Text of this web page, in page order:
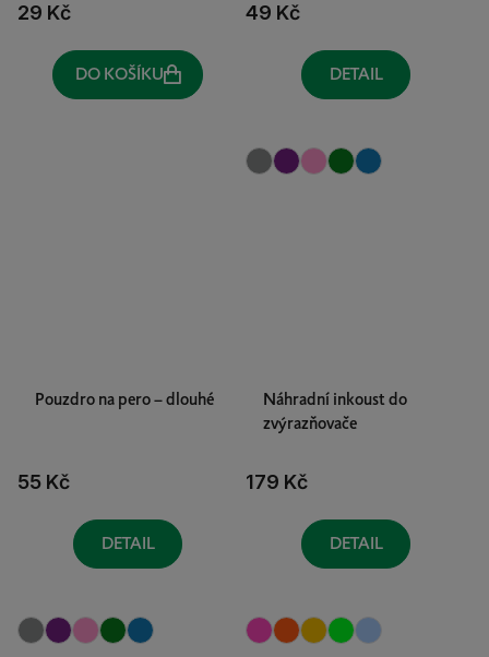
29 Kč
DO KOŠÍKU
49 Kč
DETAIL
Pouzdro na pero – dlouhé
55 Kč
DETAIL
Náhradní inkoust do
zvýrazňovače
179 Kč
DETAIL